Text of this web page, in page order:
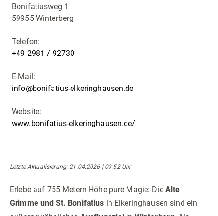
Bonifatiusweg 1
59955 Winterberg
Telefon:
+49 2981 / 92730
E-Mail:
info@bonifatius-elkeringhausen.de
Website:
www.bonifatius-elkeringhausen.de/
Letzte Aktualisierung: 21.04.2026 | 09:52 Uhr
Erlebe auf 755 Metern Höhe pure Magie: DieAlte
Grimme und St. Bonifatius in Elkeringhausen sind ein